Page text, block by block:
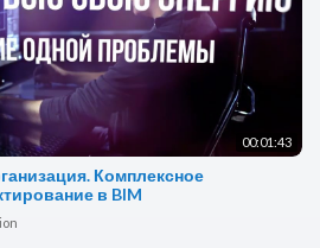
00:01:43
Комплексное
в BIM